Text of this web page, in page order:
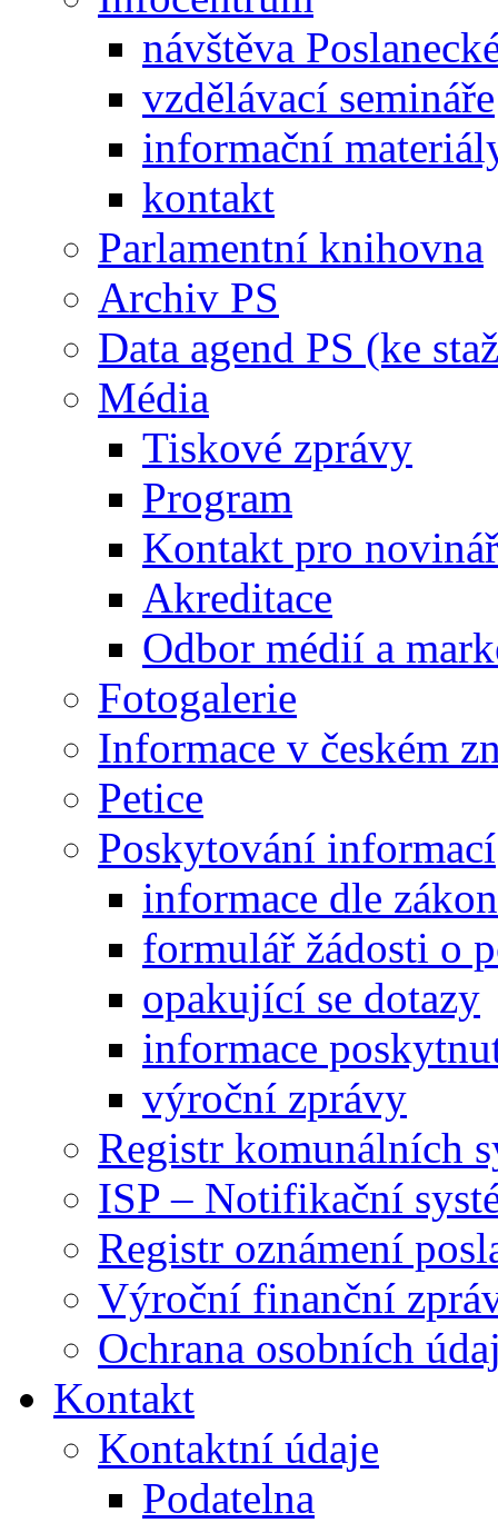
návštěva
vzdělávací semináře
informační
kontakt
Parlamentní knihovna
Archiv PS
Data agend PS (ke
Média
Tiskové zprávy
Program
Kontakt pro
Akreditace
Odbor médií a
Fotogalerie
Informace v českém
Petice
Poskytování informací
informace dle
formulář žádosti o
opakující se dotazy
informace
výroční zprávy
Registr komunálních
ISP – Notifikační
Registr oznámení
Výroční finanční
Ochrana osobních
Kontakt
Kontaktní údaje
Podatelna